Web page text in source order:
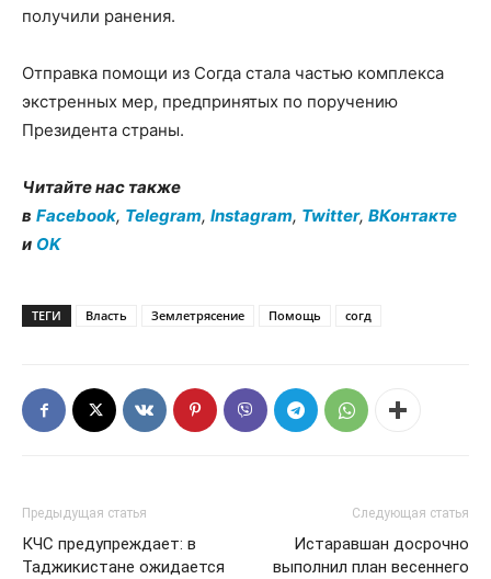
получили ранения.
Отправка помощи из Согда стала частью комплекса
экстренных мер, предпринятых по поручению
Президента страны.
Читайте нас также
в Facebook, Telegram, Instagram, Twitter, ВКонтакте
и OK
ТЕГИ Власть Землетрясение Помощь согд
Предыдущая статья
КЧС предупреждает: в
Таджикистане ожидается
Следующая статья
Истаравшан досрочно
выполнил план весеннего